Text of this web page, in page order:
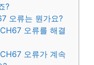
?
오류는 뭔가요?
오류를 해결
오류가 계속